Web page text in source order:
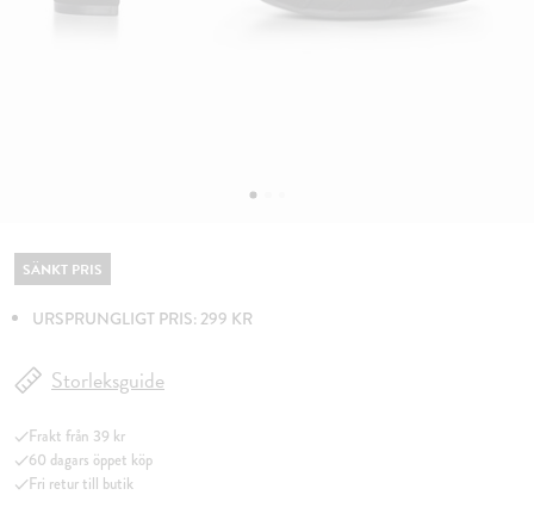
SÄNKT PRIS
URSPRUNGLIGT PRIS: 299 KR
Storleksguide
Frakt från 39 kr
60 dagars öppet köp
Fri retur till butik